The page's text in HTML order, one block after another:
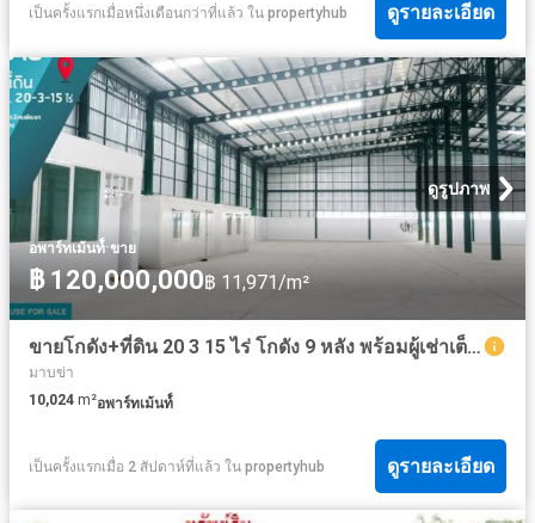
เป็นครั้งแรกเมื่อหนึ่งเดือนกว่าที่แล้ว ใน propertyhub ดูรายละเอียด
ดูรูปภาพ
อพาร์ทเม้นท์์·ขาย
฿ 120,000,000฿ 11,971/m²
ขายโกดัง+ที่ดิน 20 3 15 ไร่ โกดัง 9 หลัง พร้อมผู้เช่าเต็ม ห่างนิคมอุตสาหกรรม CPGCเพียง 6 กม. ใกล้แยกมาบข่า ต.นิคมพัฒนา อ.นิคมพัฒนา จ.ระยอง
มาบข่า
10,024 m²อพาร์ทเม้นท์์
เป็นครั้งแรกเมื่อ 2 สัปดาห์ที่แล้ว ใน propertyhub ดูรายละเอียด